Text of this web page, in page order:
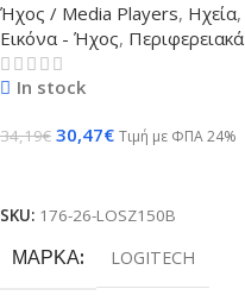
Ήχος / Media Players, Ηχεία,
Εικόνα - Ήχος, Περιφερειακά
In stock
34,19€ 30,47€ Τιμή με ΦΠΑ 24%
SKU: 176-26-LOSZ150B
ΜΆΡΚΑ LOGITECH